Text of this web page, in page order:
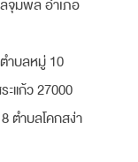
จุมพล อำเภอ
ำบลหมู่ 10
ะแก้ว 27000
ตำบลโคกสง่า